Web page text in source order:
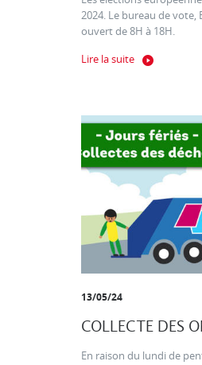
2024. Le bureau de vote,
ouvert de 8H à 18H.
Lire la suite
13/05/24
COLLECTE DES
En raison du lundi de